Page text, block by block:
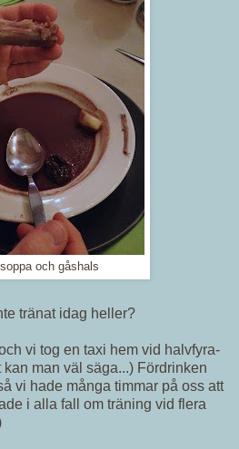
och gåshals
tränat idag heller?
vi tog en taxi hem vid halvfyra-
man väl säga...) Fördrinken
vi hade många timmar på oss att
i alla fall om träning vid flera